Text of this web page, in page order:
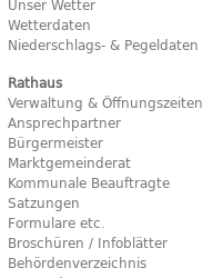
Unser Wetter
Wetterdaten
Niederschlags- & Pegeldaten
Rathaus
Verwaltung & Öffnungszeiten
Ansprechpartner
Bürgermeister
Marktgemeinderat
Kommunale Beauftragte
Satzungen
Formulare etc.
Broschüren / Infoblätter
Behördenverzeichnis